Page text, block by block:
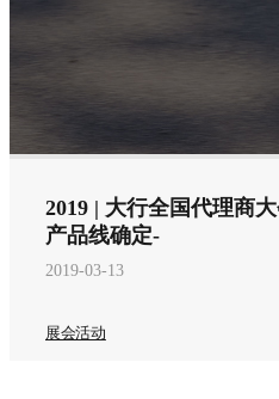
2019 | 大行全国代理商
产品线确定-
2019-03-13
展会活动